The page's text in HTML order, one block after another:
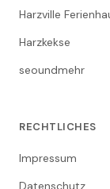
Harzville
Harzkekse
seoundmehr
RECHTLICHES
Impressum
Datenschutz